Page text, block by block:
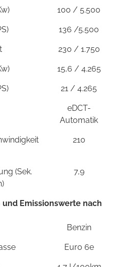
100 / 5.500
136 /5.500
230 / 1.750
15,6 / 4.265
21 / 4.265
eDCT-
Automatik
210
(Sek.
7,9
Emissionswerte nach
Benzin
Euro 6e